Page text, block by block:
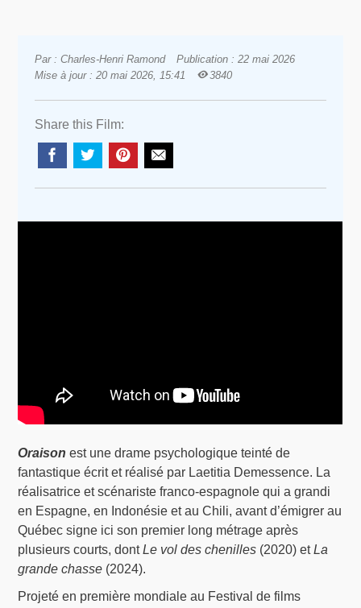
Par : Charles-Henri Ramond
Publication : 22 mai 2026
Mise à jour : 20 mai 2026, 15:41
3840
Share this Film:
Oraison est une drame psychologique teinté de
fantastique écrit et réalisé par Laetitia Demessence. La
réalisatrice et scénariste franco-espagnole qui a grandi
en Espagne, en Indonésie et au Chili, avant d’émigrer au
Québec signe ici son premier long métrage après
plusieurs courts, dontLe vol des chenilles (2020) etLa
grande chasse (2024).
Projeté en première mondiale au Festival de films